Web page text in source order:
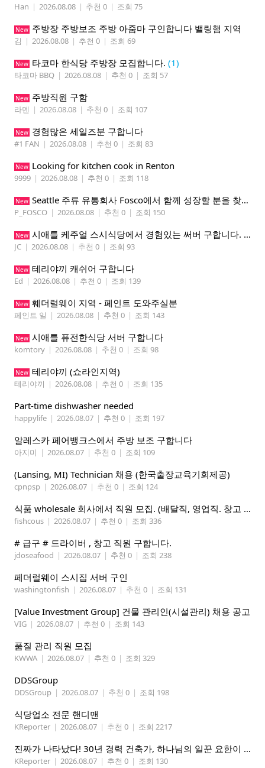
Han | 2026.08.08 | 추천 0 | 조회 75
New 주방장 주방보조 주방 아줌마 구인합니다 밸링햄 지역
김 | 2026.08.08 | 추천 0 | 조회 69
New 타코마 한식당 주방장 모집합니다. (1)
타코마 BBQ | 2026.08.08 | 추천 0 | 조회 57
New 주방직원 구함
라멘 | 2026.08.08 | 추천 0 | 조회 107
New 경험많은 세일즈분 구합니다
#1 FAN | 2026.08.08 | 추천 0 | 조회 83
New Looking for kitchen cook in Renton
9999 | 2026.08.08 | 추천 0 | 조회 118
New Seattle 주류 유통회사 Fosco에서 함께 성장할 분을 찾습니다
P_FOSCO | 2026.08.08 | 추천 0 | 조회 150
New 시애틀 케주얼 스시식당에서 경험있는 써버 구합니다. 팁 200 이상
JC | 2026.08.08 | 추천 0 | 조회 93
New 테리야끼 캐쉬어 구합니다
Ed | 2026.08.08 | 추천 0 | 조회 139
New 훼더럴웨이 지역 - 페인트 도와주실분
페인트 일 | 2026.08.08 | 추천 0 | 조회 143
New 시애틀 퓨전한식당 서버 구합니다
komtory | 2026.08.08 | 추천 0 | 조회 98
New 테리야끼 (쇼라인지역)
테리야끼 | 2026.08.08 | 추천 0 | 조회 135
Part-time dishwasher needed
happylife | 2026.08.07 | 추천 0 | 조회 197
알레스카 페어뱅크스에서 주방 보조 구합니다
아지미 | 2026.08.07 | 추천 0 | 조회 109
(Lansing, MI) Technician 채용 (한국출장교육기회제공)
cpnpsp | 2026.08.07 | 추천 0 | 조회 124
식품 wholesale 회사에서 직원 모집. (배달직, 영업직. 창고 관리직)
fishcous | 2026.08.07 | 추천 0 | 조회 336
# 급구 # 드라이버 , 창고 직원 구합니다.
jdoseafood | 2026.08.07 | 추천 0 | 조회 238
페더럴웨이 스시집 서버 구인
washingtonfish | 2026.08.07 | 추천 0 | 조회 131
[Value Investment Group] 건물 관리인(시설관리) 채용 공고
VIG | 2026.08.07 | 추천 0 | 조회 143
품질 관리 직원 모집
KWWA | 2026.08.07 | 추천 0 | 조회 329
DDSGroup
DDSGroup | 2026.08.07 | 추천 0 | 조회 198
식당업소 전문 핸디맨
KReporter | 2026.08.07 | 추천 0 | 조회 2217
진짜가 나타났다! 30년 경력 건축가, 하나님의 일꾼 요한이 책임 시공합니다.
KReporter | 2026.08.07 | 추천 0 | 조회 130